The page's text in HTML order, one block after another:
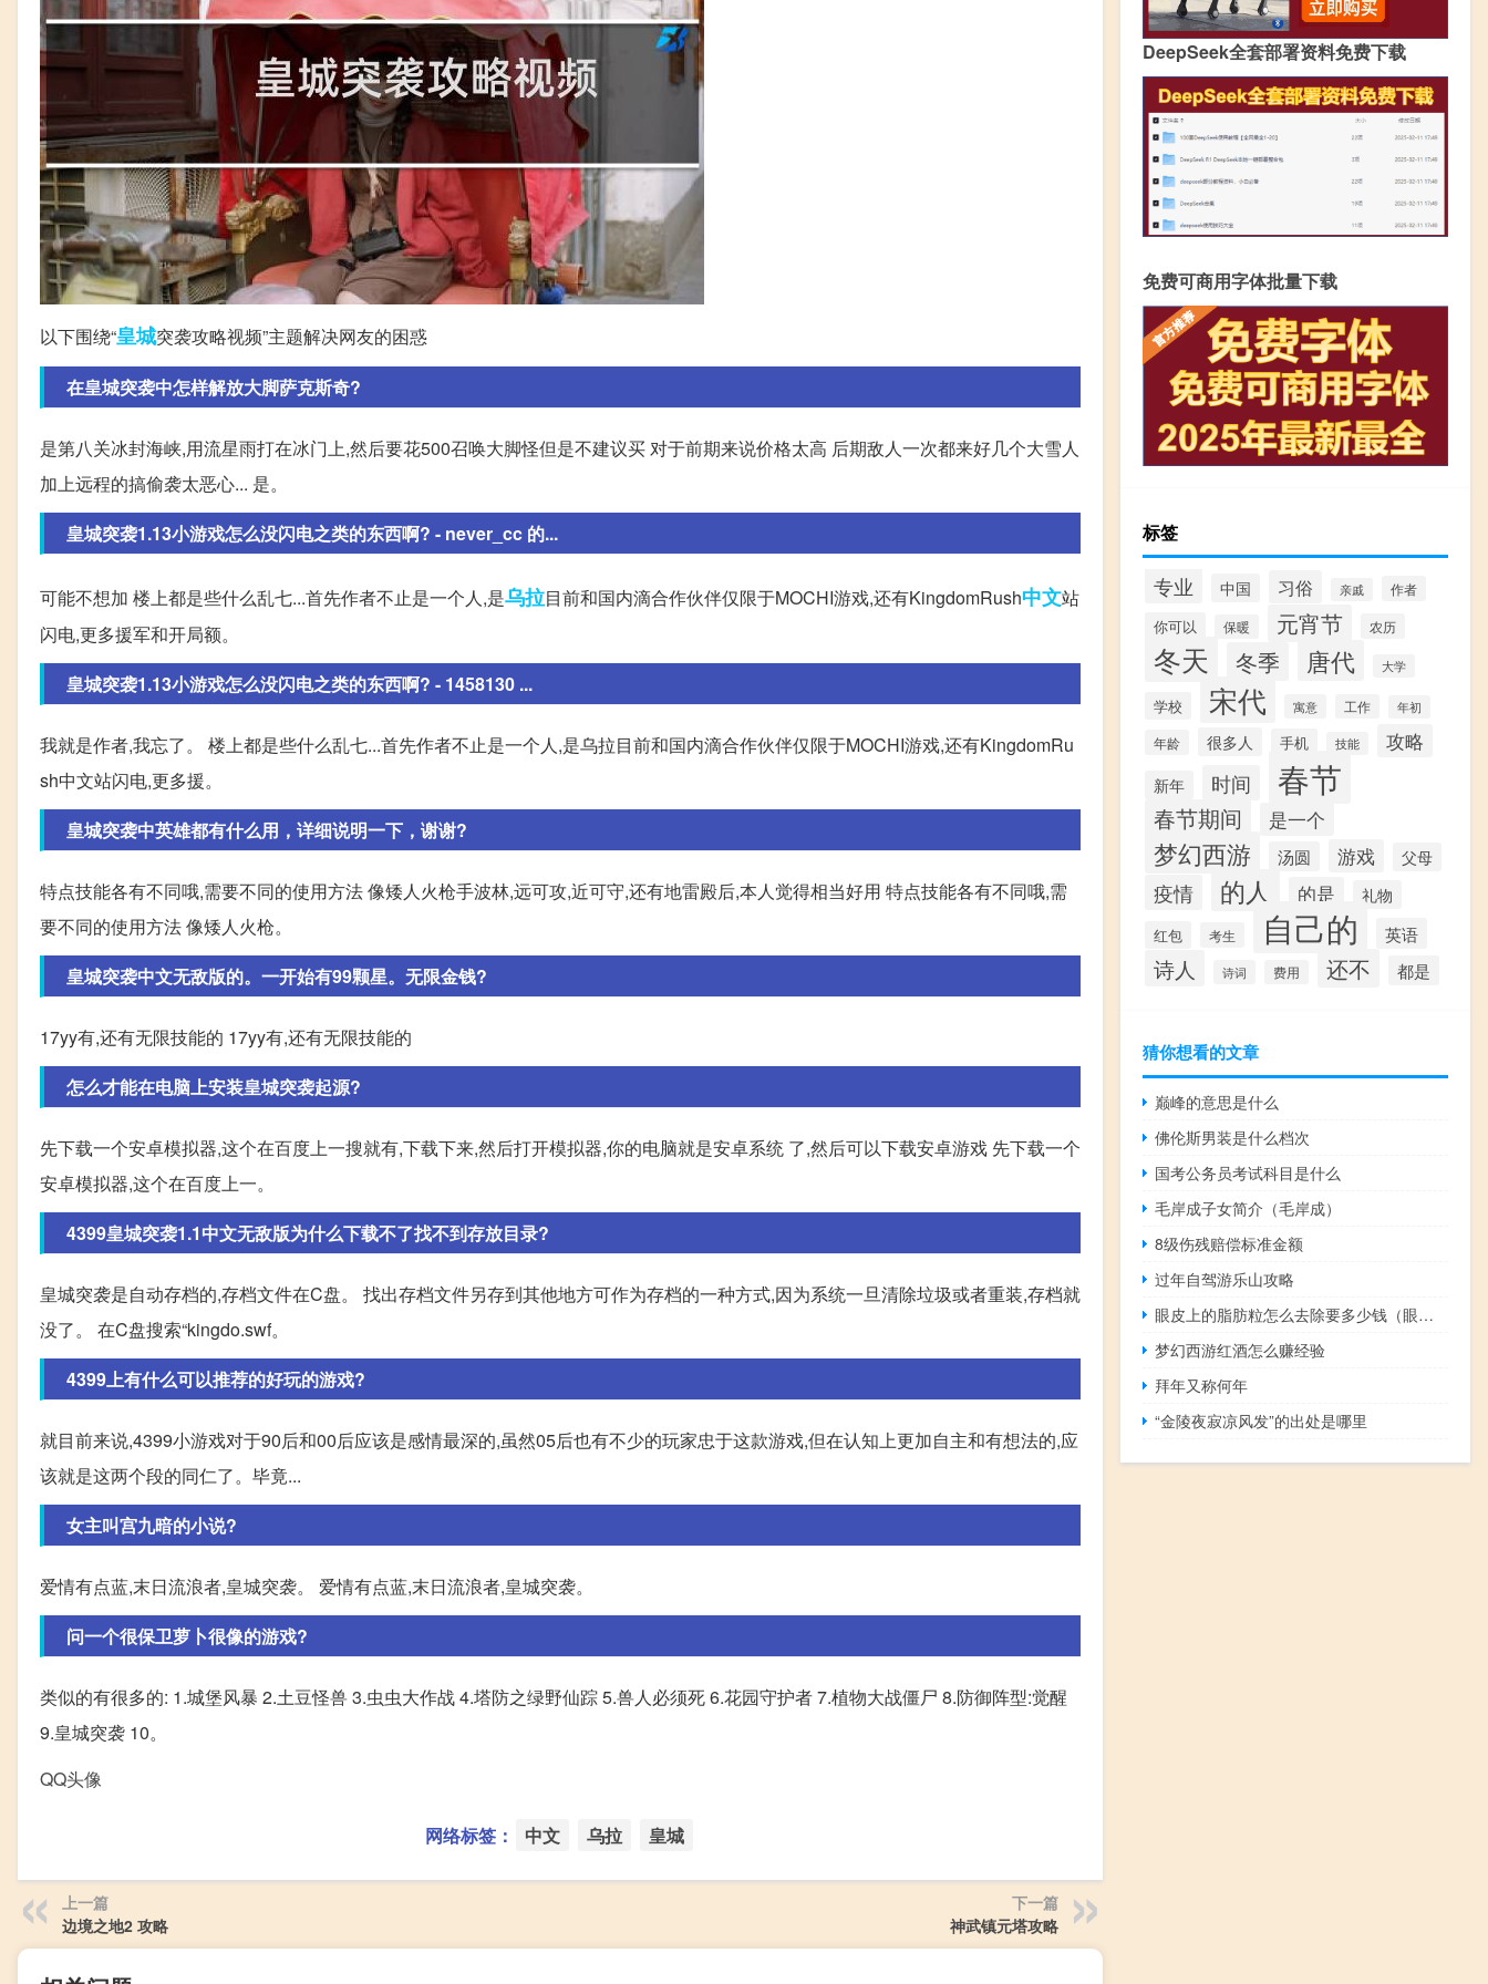
以下围绕“皇城突袭攻略视频”主题解决网友的困惑
在皇城突袭中怎样解放大脚萨克斯奇?
是第八关冰封海峡,用流星雨打在冰门上,然后要花500召唤大脚怪但是不建议买 对于前期来说价格太高 后期敌人一次都来好几个大雪人
加上远程的搞偷袭太恶心... 是。
皇城突袭1.13小游戏怎么没闪电之类的东西啊? - never_cc 的...
可能不想加 楼上都是些什么乱七...首先作者不止是一个人,是乌拉目前和国内滴合作伙伴仅限于MOCHI游戏,还有KingdomRush中文站
闪电,更多援军和开局额。
皇城突袭1.13小游戏怎么没闪电之类的东西啊? - 1458130 ...
我就是作者,我忘了。 楼上都是些什么乱七...首先作者不止是一个人,是乌拉目前和国内滴合作伙伴仅限于MOCHI游戏,还有KingdomRu
sh中文站闪电,更多援。
皇城突袭中英雄都有什么用，详细说明一下，谢谢?
特点技能各有不同哦,需要不同的使用方法 像矮人火枪手波林,远可攻,近可守,还有地雷殿后,本人觉得相当好用 特点技能各有不同哦,需
要不同的使用方法 像矮人火枪。
皇城突袭中文无敌版的。一开始有99颗星。无限金钱?
17yy有,还有无限技能的 17yy有,还有无限技能的
怎么才能在电脑上安装皇城突袭起源?
先下载一个安卓模拟器,这个在百度上一搜就有,下载下来,然后打开模拟器,你的电脑就是安卓系统 了,然后可以下载安卓游戏 先下载一个
安卓模拟器,这个在百度上一。
4399皇城突袭1.1中文无敌版为什么下载不了找不到存放目录?
皇城突袭是自动存档的,存档文件在C盘。 找出存档文件另存到其他地方可作为存档的一种方式,因为系统一旦清除垃圾或者重装,存档就
没了。 在C盘搜索“kingdo.swf。
4399上有什么可以推荐的好玩的游戏?
就目前来说,4399小游戏对于90后和00后应该是感情最深的,虽然05后也有不少的玩家忠于这款游戏,但在认知上更加自主和有想法的,应
该就是这两个段的同仁了。毕竟...
女主叫宫九暗的小说?
爱情有点蓝,末日流浪者,皇城突袭。 爱情有点蓝,末日流浪者,皇城突袭。
问一个很保卫萝卜很像的游戏?
类似的有很多的: 1.城堡风暴 2.土豆怪兽 3.虫虫大作战 4.塔防之绿野仙踪 5.兽人必须死 6.花园守护者 7.植物大战僵尸 8.防御阵型:觉醒
9.皇城突袭 10。
QQ头像
网络标签： 中文 乌拉 皇城
上一篇
边境之地2 攻略
下一篇
神武镇元塔攻略
DeepSeek全套部署资料免费下载
免费可商用字体批量下载
标签
专业 中国 习俗 亲戚 作者
你可以 保暖 元宵节 农历
冬天 冬季 唐代 大学
学校 宋代 寓意 工作 年初
年龄 很多人 手机 技能 攻略
新年 时间 春节
春节期间 是一个
梦幻西游 汤圆 游戏 父母
疫情 的人 的是 礼物
红包 考生 自己的 英语
诗人 诗词 费用 还不 都是
猜你想看的文章
巅峰的意思是什么
佛伦斯男装是什么档次
国考公务员考试科目是什么
毛岸成子女简介（毛岸成）
8级伤残赔偿标准金额
过年自驾游乐山攻略
眼皮上的脂肪粒怎么去除要多少钱（眼皮上的脂肪粒怎么去除）
梦幻西游红酒怎么赚经验
拜年又称何年
“金陵夜寂凉风发”的出处是哪里